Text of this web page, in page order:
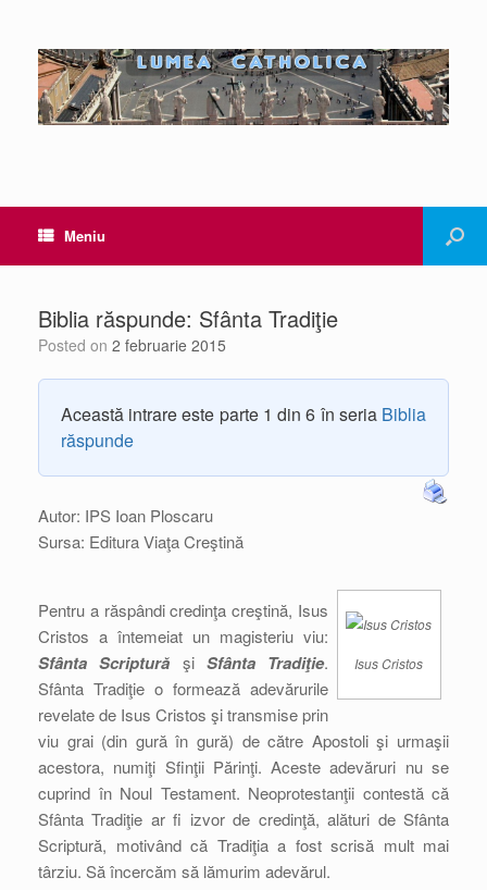
Meniu
Biblia răspunde: Sfânta Tradiţie
Posted on 2 februarie 2015
Această intrare este parte 1 din 6 în seria Biblia
răspunde
Autor: IPS Ioan Ploscaru
Sursa: Editura Viaţa Creştină
Isus Cristos
Pentru a răspândi credinţa creştină, Isus
Cristos a întemeiat un magisteriu viu:
Sfânta Scriptură şi Sfânta Tradiţie.
Sfânta Tradiţie o formează adevărurile
revelate de Isus Cristos şi transmise prin
viu grai (din gură în gură) de către Apostoli şi urmaşii
acestora, numiţi Sfinţii Părinţi. Aceste adevăruri nu se
cuprind în Noul Testament. Neoprotestanţii contestă că
Sfânta Tradiţie ar fi izvor de credinţă, alături de Sfânta
Scriptură, motivând că Tradiţia a fost scrisă mult mai
târziu. Să încercăm să lămurim adevărul.